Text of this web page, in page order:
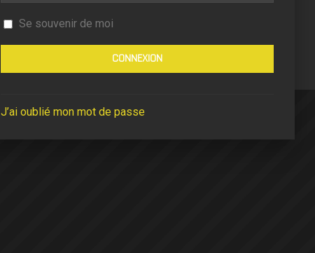
Se souvenir de moi
J’ai oublié mon mot de passe